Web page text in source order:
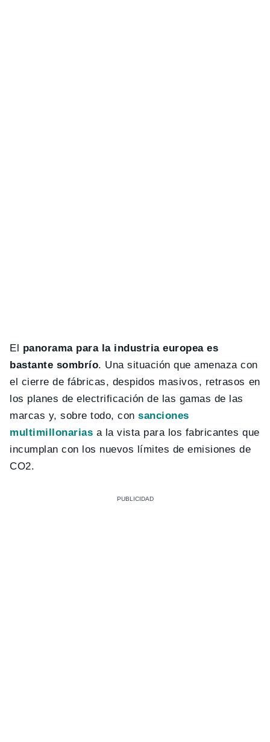
El panorama para la industria europea es
bastante sombrío. Una situación que amenaza con
el cierre de fábricas, despidos masivos, retrasos en
los planes de electrificación de las gamas de las
marcas y, sobre todo, consanciones
multimillonarias a la vista para los fabricantes que
incumplan con los nuevos límites de emisiones de
CO2.